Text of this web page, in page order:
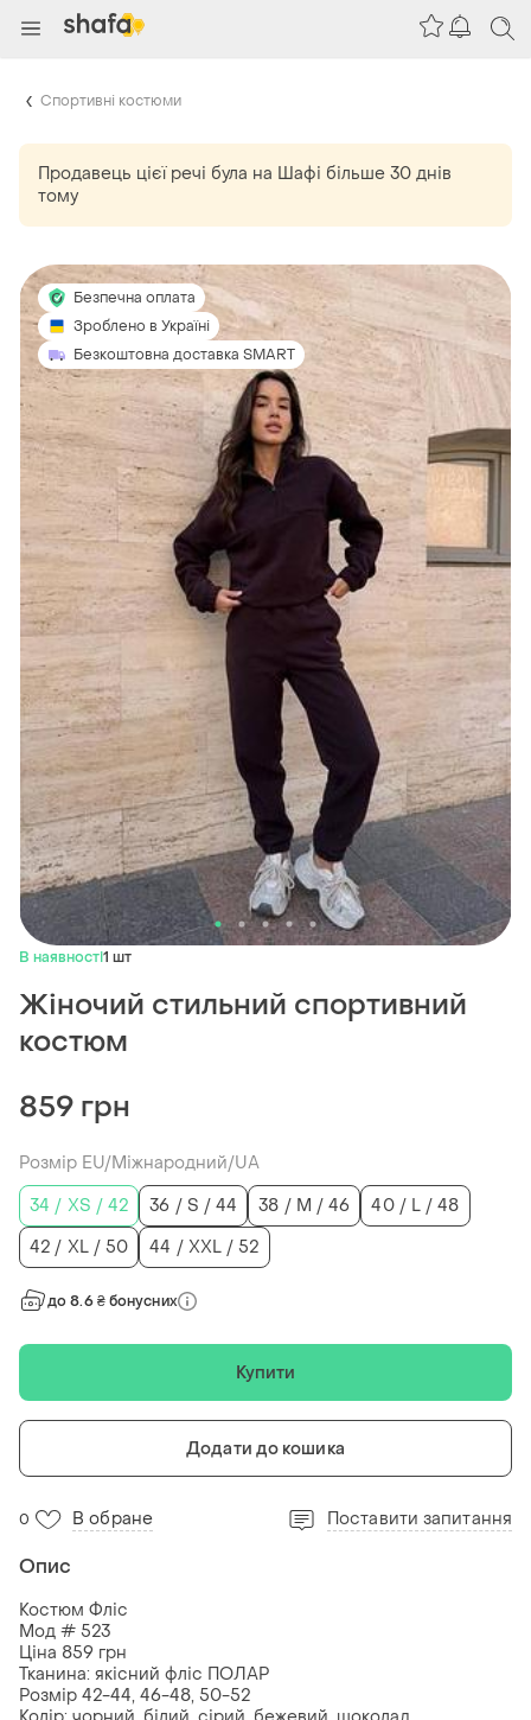
Спортивні костюми
Продавець цієї речі була на Шафі більше 30 днів
тому
Безпечна оплата
Зроблено в Україні
Безкоштовна доставка SMART
В наявності1 шт
Жіночий стильний спортивний
костюм
859 грн
Розмір EU/Міжнародний/UA
34 / XS / 42
36 / S / 44 38 / M / 46
40 / L / 48
42 / XL / 50
44 / XXL / 52
до 8.6 ₴ бонусних
Купити
Додати до кошика
0 В обране Поставити запитання
Опис
Костюм Фліс
Мод # 523
Ціна 859 грн
Тканина: якісний фліс ПОЛАР
Розмір 42-44, 46-48, 50-52